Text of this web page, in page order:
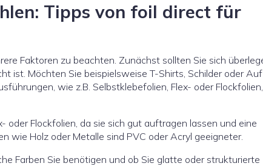
Tipps von foil direct für
Faktoren zu beachten. Zunächst sollten Sie sich
ist. Möchten Sie beispielsweise T-Shirts, Schilder oder
wie z.B. Selbstklebefolien, Flex- oder
oder Flockfolien, da sie sich gut auftragen lassen und eine
wie Holz oder Metalle sind PVC oder Acryl geeigneter.
Farben Sie benötigen und ob Sie glatte oder strukturierte